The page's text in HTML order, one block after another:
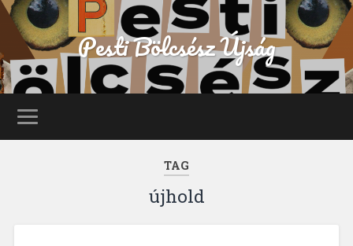
Pesti Bölcsész Újság
TAG
újhold